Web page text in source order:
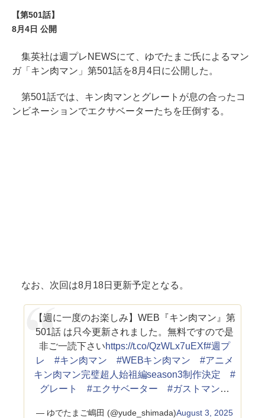
【第501話】
8月4日 公開
集英社は週プレNEWSにて、ゆでたまご氏によるマン
ガ「キン肉マン」第501話を8月4日に公開した。
第501話では、キン肉マンとグレートが息の合ったコ
ンビネーションでエクサベーターたちを圧倒する。
なお、次回は8月18日更新予定となる。
【週に一度のお楽しみ】WEB『キン肉マン』第
501話 は只今更新されました。無料ですので是
非ご一読下さいhttps://t.co/QzWLx7uEXf#週プ
レ
#キン肉マン #WEBキン肉マン
#アニメ
キン肉マン完璧超人始祖編season3制作決定
#
グレート
#エクサベーター #ガストマン…
— ゆでたまご嶋田 (@yude_shimada)August 3, 2025